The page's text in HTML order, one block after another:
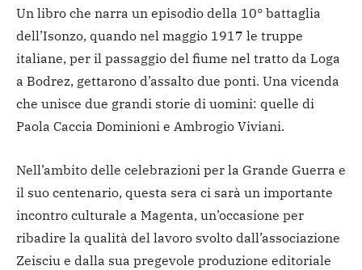
Un libro che narra un episodio della 10° battaglia
dell’Isonzo, quando nel maggio 1917 le truppe
italiane, per il passaggio del fiume nel tratto da Loga
a Bodrez, gettarono d’assalto due ponti. Una vicenda
che unisce due grandi storie di uomini: quelle di
Paola Caccia Dominioni e Ambrogio Viviani.
Nell’ambito delle celebrazioni per la Grande Guerra e
il suo centenario, questa sera ci sarà un importante
incontro culturale a Magenta, un’occasione per
ribadire la qualità del lavoro svolto dall’associazione
Zeisciu e dalla sua pregevole produzione editoriale